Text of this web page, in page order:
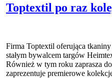
Toptextil po raz
Firma Toptextil oferująca
stałym bywalcem targów
Również w tym roku zaprasza
zaprezentuje premierowe